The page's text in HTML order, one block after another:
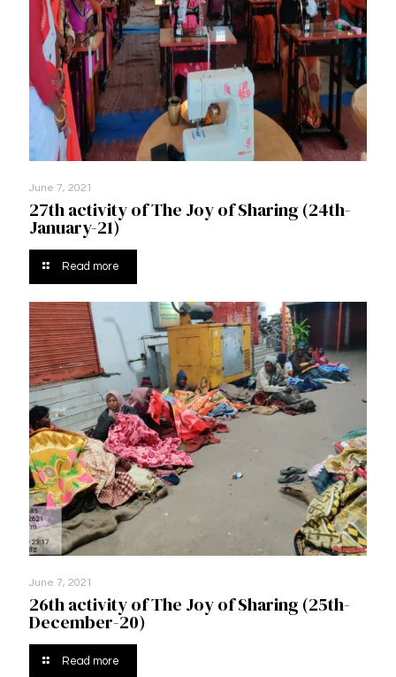
June 7, 2021
27th activity of The Joy of Sharing (24th-
January-21)
Read more
June 7, 2021
26th activity of The Joy of Sharing (25th-
December-20)
Read more